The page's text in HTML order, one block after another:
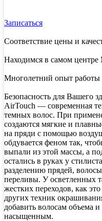
Записаться
Соответствие цены и
Находимся в самом
Многолетний опыт работы
Безопасность для Вашего
AirTouch — современная
темных волос. При
создаются мягкие и
на пряди с помощью
обдувается феном так,
выпали из этой массы, а
остались в руках у
разделению прядей,
переливы. У осветленных
жестких переходов, как
других техник
добавить волосам объема и
насыщенным.